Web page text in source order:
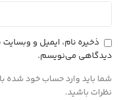
ذخیره نام، ایمیل و وبسایت
دیدگاهی می‌نویسم.
شما باید وارد حساب خود شده
نظرات باشید.